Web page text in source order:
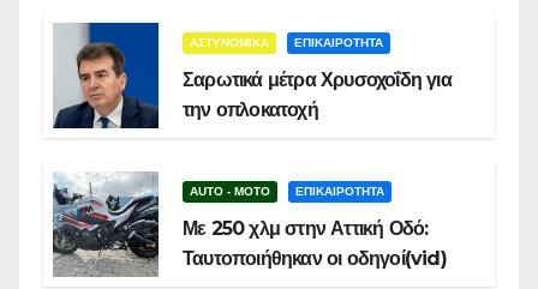
ΑΣΤΥΝΟΜΙΚΑ ΕΠΙΚΑΙΡΟΤΗΤΑ
Σαρωτικά μέτρα Χρυσοχοΐδη για
την οπλοκατοχή
AUTO - MOTO ΕΠΙΚΑΙΡΟΤΗΤΑ
Με 250 χλμ στην Αττική Οδό:
Ταυτοποιήθηκαν οι οδηγοί(vid)